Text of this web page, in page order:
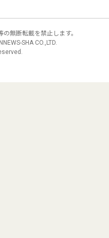
無断転載を禁止します。
SHA CO.,LTD.